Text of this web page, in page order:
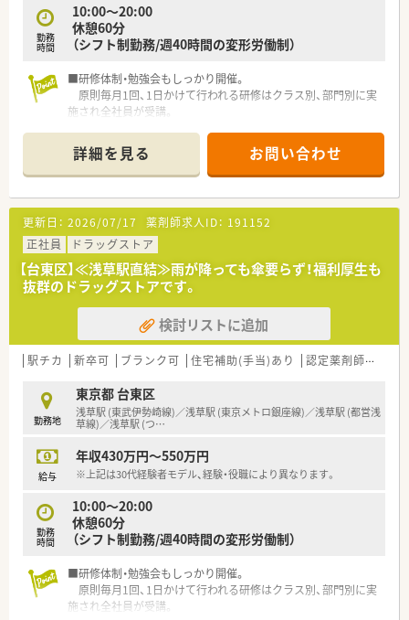
〇産休・育休・時短勤務者2,097人以上等、どれも業界トップクラ
スの実績!
産休、育休取得はもちろんのこと、育児短時間勤務制度を実施
す。
法律では3歳までですが、同社では小学校就学時までの期間利用
可能♪
勤務
時間
10:00～20:00
休憩60分
（シフト制勤務/週40時間の変形労働制）
■研修体制・勉強会もしっかり開催。
原則毎月1回、1日かけて行われる研修はクラス別、部門別に実
施され全社員が受講。
ています。
■キャリアプランも充実の薬局です。
…将来的にはカウンセラー・企画・開発・人事などキャリアパス
も充実！
向上心を持ってお仕事できるます。
詳細を見る お問い合わせ
更新日： 2026/07/17 薬剤師求人ID： 191152
正社員
ドラッグストア
【台東区】≪浅草駅直結≫雨が降っても傘要らず！福利厚生も
抜群のドラッグストアです。
検討リストに追加
駅チカ 新卒可 ブランク可 住宅補助(手当)あり 認定薬剤師取得支援あり
勤務地
東京都 台東区
浅草駅 (東武伊勢崎線)／浅草駅 (東京メトロ銀座線)／浅草駅 (都営浅
草線)／浅草駅 (つ…
給与
年収430万円～550万円
※上記は30代経験者モデル、経験・役職により異なります。
勤務
時間
10:00～20:00
休憩60分
（シフト制勤務/週40時間の変形労働制）
■研修体制・勉強会もしっかり開催。
原則毎月1回、1日かけて行われる研修はクラス別、部門別に実
施され全社員が受講。